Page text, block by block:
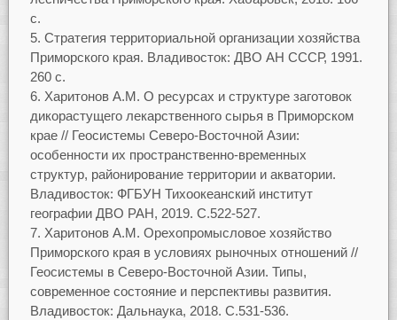
с.
Стратегия территориальной организации хозяйства
Приморского края. Владивосток: ДВО АН СССР, 1991.
260 с.
Харитонов А.М. О ресурсах и структуре заготовок
дикорастущего лекарственного сырья в Приморском
крае // Геосистемы Северо-Восточной Азии:
особенности их пространственно-временных
структур, районирование территории и акватории.
Владивосток: ФГБУН Тихоокеанский институт
географии ДВО РАН, 2019. С.522-527.
Харитонов А.М. Орехопромысловое хозяйство
Приморского края в условиях рыночных отношений //
Геосистемы в Северо-Восточной Азии. Типы,
современное состояние и перспективы развития.
Владивосток: Дальнаука, 2018. С.531-536.